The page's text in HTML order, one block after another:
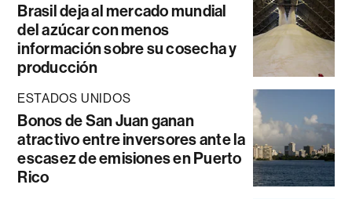
Brasil deja al mercado mundial
del azúcar con menos
información sobre su cosecha y
producción
ESTADOS UNIDOS
Bonos de San Juan ganan
atractivo entre inversores ante la
escasez de emisiones en Puerto
Rico